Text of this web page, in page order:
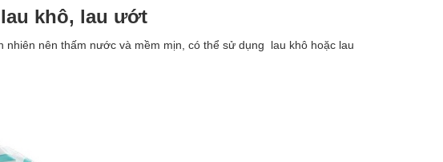
khô, lau ướt
nên thấm nước và mềm mịn, có thể sử dụng lau khô hoặc lau